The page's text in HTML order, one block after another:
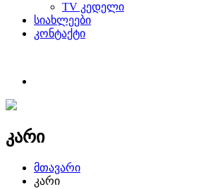
TV კედელი
სიახლეები
კონტაქტი
კარი
მთავარი
კარი